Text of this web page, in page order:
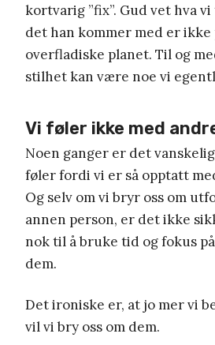
kortvarig ”fix”. Gud vet hva
det han kommer med er ikke
overfladiske planet. Til og
stilhet kan være noe vi
Vi føler ikke med
Noen ganger er det
føler fordi vi er så opptatt
Og selv om vi bryr oss om
annen person, er det ikke
nok til å bruke tid og fokus
dem.
Det ironiske er, at jo mer vi
vil vi bry oss om dem.